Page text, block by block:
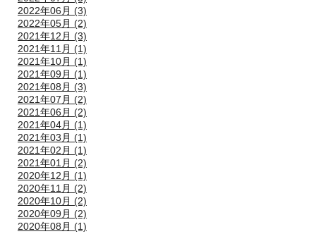
2022年06月 (3)
2022年05月 (2)
2021年12月 (3)
2021年11月 (1)
2021年10月 (1)
2021年09月 (1)
2021年08月 (3)
2021年07月 (2)
2021年06月 (2)
2021年04月 (1)
2021年03月 (1)
2021年02月 (1)
2021年01月 (2)
2020年12月 (1)
2020年11月 (2)
2020年10月 (2)
2020年09月 (2)
2020年08月 (1)